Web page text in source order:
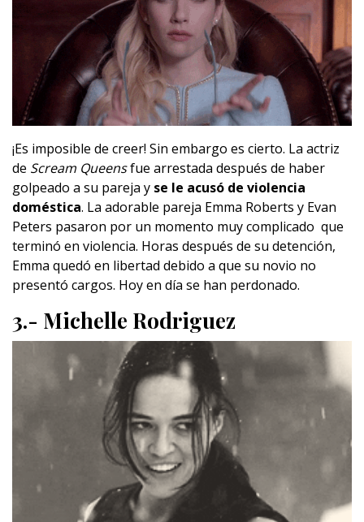
¡Es imposible de creer! Sin embargo es cierto. La actriz
de Scream Queensfue arrestada después de haber
golpeado a su pareja y se le acusó de violencia
doméstica. La adorable pareja Emma Roberts y Evan
Peters pasaron por un momento muy complicado que
terminó en violencia. Horas después de su detención,
Emma quedó en libertad debido a que su novio no
presentó cargos. Hoy en día se han perdonado.
3.- Michelle Rodriguez